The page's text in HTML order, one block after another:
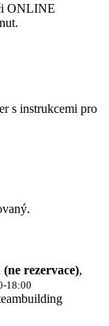
ONLINE
s instrukcemi pro
rezervace),
18:00